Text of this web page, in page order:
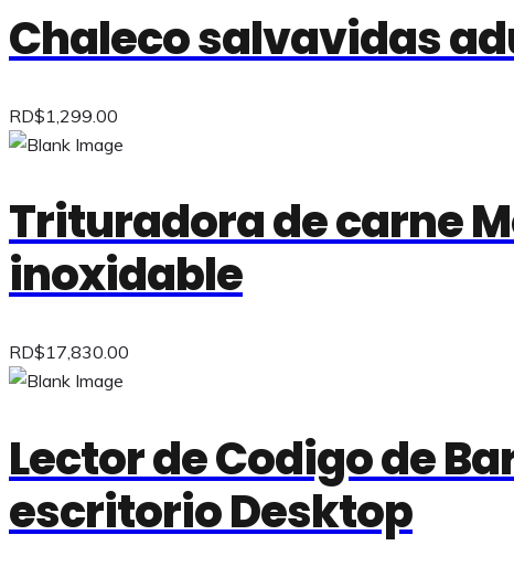
Chaleco salvavidas
RD$1,299.00
Trituradora de carne
inoxidable
RD$17,830.00
Lector de Codigo de
escritorio Desktop